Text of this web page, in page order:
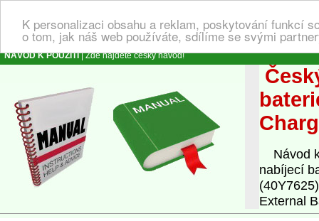
K personalizaci obsahu a reklam, poskytování funkcí
o tom, jak náš web používáte, sdílíme se svými
NÁVOD K POUŽITÍ| Zde najdete český návod!
Návod k
nabíjecí
External